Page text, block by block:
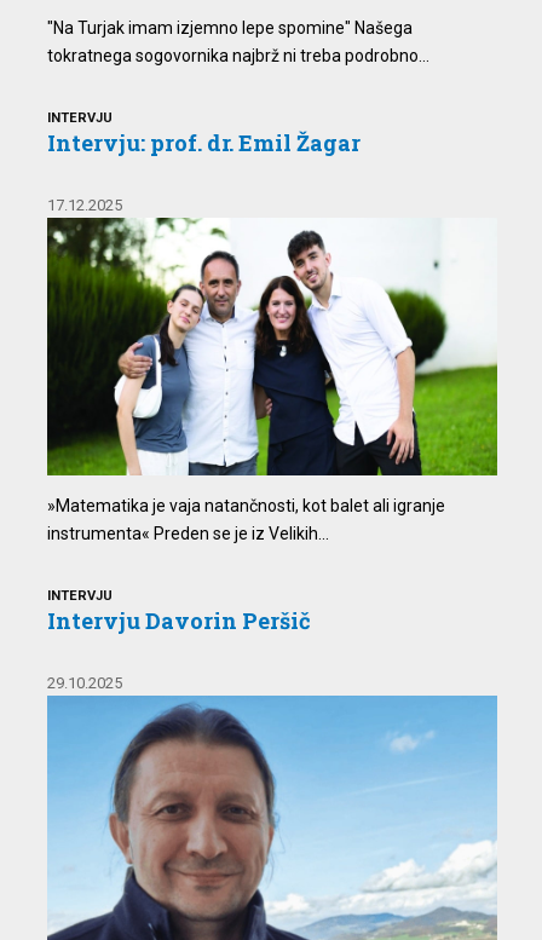
"Na Turjak imam izjemno lepe spomine" Našega
tokratnega sogovornika najbrž ni treba podrobno...
INTERVJU
Intervju: prof. dr. Emil Žagar
17.12.2025
»Matematika je vaja natančnosti, kot balet ali igranje
instrumenta« Preden se je iz Velikih...
INTERVJU
Intervju Davorin Peršič
29.10.2025